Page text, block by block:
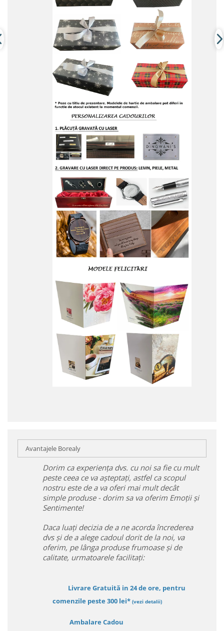
Avantajele Borealy
Dorim ca experiența dvs. cu noi sa fie cu mult
peste ceea ce va așteptați, astfel ca scopul
nostru este de a va oferi mai mult decât
simple produse - dorim sa va oferim Emoții și
Sentimente!
Daca luați decizia de a ne acorda încrederea
dvs și de a alege cadoul dorit de la noi, va
oferim, pe lânga produse frumoase și de
calitate, urmatoarele facilitați:
Livrare Gratuită in 24 de ore, pentru
comenzile peste 300 lei* (vezi detalii)
Ambalare Cadou